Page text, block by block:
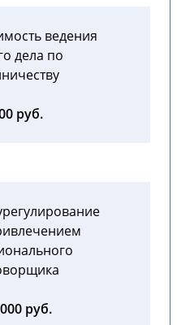
ведения
дела по
руб.
руб.